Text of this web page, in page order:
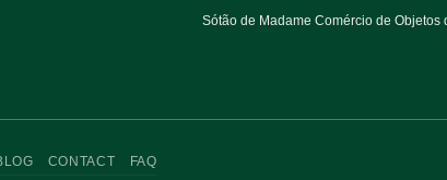
Sótão de Madame Comércio de Objetos
CONTACT FAQ